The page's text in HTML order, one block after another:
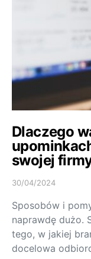
Dlaczego
swojej
30/04/2024
Sposobów i
naprawdę dużo.
tego, w jakiej
docelowa